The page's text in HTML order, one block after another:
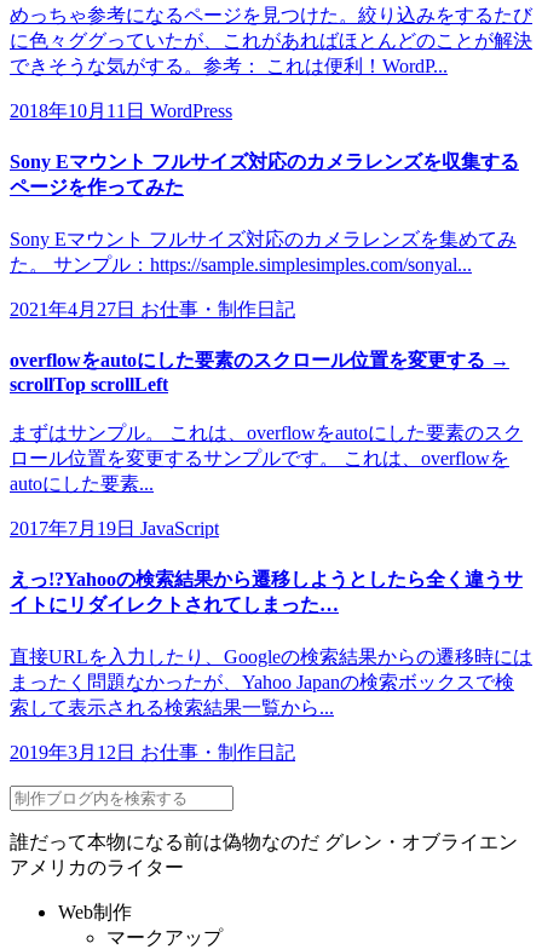
めっちゃ参考になるページを見つけた。絞り込みをするたび
に色々ググっていたが、これがあればほとんどのことが解決
できそうな気がする。参考： これは便利！WordP...
2018年10月11日 WordPress
Sony Eマウント フルサイズ対応のカメラレンズを収集する
ページを作ってみた
Sony Eマウント フルサイズ対応のカメラレンズを集めてみ
た。 サンプル：https://sample.simplesimples.com/sonyal...
2021年4月27日 お仕事・制作日記
overflowをautoにした要素のスクロール位置を変更する →
scrollTop scrollLeft
まずはサンプル。 これは、overflowをautoにした要素のスク
ロール位置を変更するサンプルです。 これは、overflowを
autoにした要素...
2017年7月19日 JavaScript
えっ!?Yahooの検索結果から遷移しようとしたら全く違うサ
イトにリダイレクトされてしまった…
直接URLを入力したり、Googleの検索結果からの遷移時には
まったく問題なかったが、Yahoo Japanの検索ボックスで検
索して表示される検索結果一覧から...
2019年3月12日 お仕事・制作日記
誰だって本物になる前は偽物なのだ グレン・オブライエン
アメリカのライター
Web制作
マークアップ